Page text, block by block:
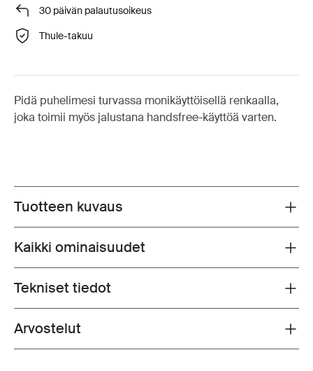
30 päivän palautusoikeus
Thule-takuu
Pidä puhelimesi turvassa monikäyttöisellä renkaalla,
joka toimii myös jalustana handsfree-käyttöä varten.
Toggle overview
Tuotteen kuvaus
Toggle features
Kaikki ominaisuudet
Toggle techspec
Tekniset tiedot
Toggle overview
Arvostelut